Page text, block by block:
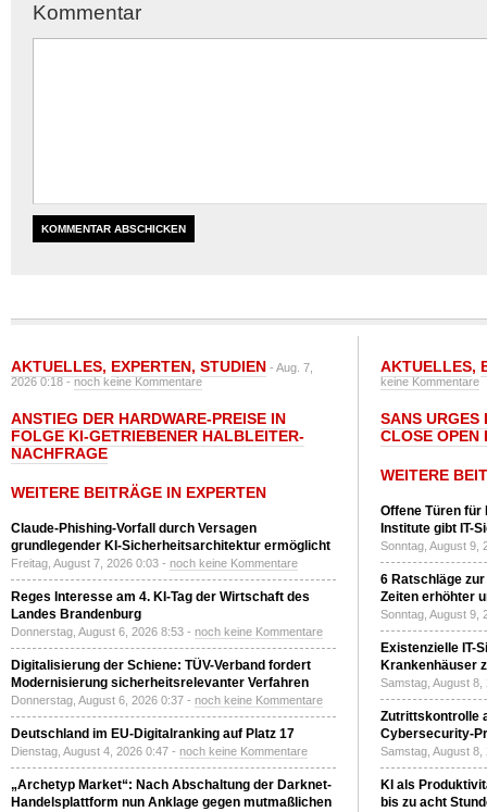
Kommentar
AKTUELLES, EXPERTEN, STUDIEN - Aug. 7,
2026 0:18 -noch keine Kommentare
ANSTIEG DER HARDWARE-PREISE IN
FOLGE KI-GETRIEBENER HALBLEITER-
NACHFRAGE
WEITERE BEITRÄGE IN EXPERTEN
Claude-Phishing-Vorfall durch Versagen
grundlegender KI-Sicherheitsarchitektur ermöglicht
Freitag, August 7, 2026 0:03 - noch keine Kommentare
Reges Interesse am 4. KI-Tag der Wirtschaft des
Landes Brandenburg
Donnerstag, August 6, 2026 8:53 - noch keine Kommentare
Digitalisierung der Schiene: TÜV-Verband fordert
Modernisierung sicherheitsrelevanter Verfahren
Donnerstag, August 6, 2026 0:37 - noch keine Kommentare
Deutschland im EU-Digitalranking auf Platz 17
Dienstag, August 4, 2026 0:47 - noch keine Kommentare
„Archetyp Market“: Nach Abschaltung der Darknet-
Handelsplattform nun Anklage gegen mutmaßlichen
AKTUELLES,
keine Kommentare
SANS URGES
CLOSE OPEN
WEITERE
Offene Türen für
Institute gibt IT-
Sonntag, August 9,
6 Ratschläge
Zeiten erhöhter
Sonntag, August 9,
Existenzielle IT-
Krankenhäuser
Samstag, August
Zutrittskontrolle
Cybersecurity-
Samstag, August
KI als
bis zu acht